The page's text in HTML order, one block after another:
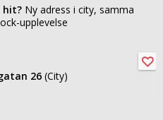
hit? Ny adress i city, samma
upplevelse
26 (City)